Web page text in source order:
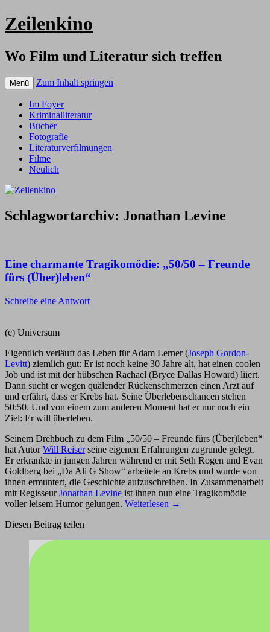
Zeilenkino
Wo Film und Literatur sich treffen
Menü Zum Inhalt springen
Im Foyer
Kriminalliteratur
Bücher
Fotografie
Literaturverfilmungen
Filme
Neulich
Schlagwortarchiv: Jonathan Levine
Eine charmante Tragikomödie: „50/50 – Freunde
fürs (Über)leben“
Schreibe eine Antwort
(c) Universum
Eigentlich verläuft das Leben für Adam Lerner (Joseph Gordon-
Levitt) ziemlich gut: Er ist noch keine 30 Jahre alt, hat einen coolen
Job und ist mit der hübschen Rachael (Bryce Dallas Howard) liiert.
Dann sucht er wegen quälender Rückenschmerzen einen Arzt auf
und erfährt, dass er Krebs hat. Seine Überlebenschancen stehen
50:50. Und von einem zum anderen Moment hat er nur noch ein
Ziel: Er will überleben.
Seinem Drehbuch zu dem Film „50/50 – Freunde fürs (Über)leben“
hat AutorWill Reiserseine eigenen Erfahrungen zugrunde gelegt.
Er erkrankte in jungen Jahren während er mit Seth Rogen und Evan
Goldberg bei „Da Ali G Show“ arbeitete an Krebs und wurde von
ihnen ermuntert, die Geschichte aufzuschreiben. In Zusammenarbeit
mit RegisseurJonathan Levine ist ihnen nun eine Tragikomödie
voller leisem Humor gelungen. Weiterlesen →
Diesen Beitrag teilen